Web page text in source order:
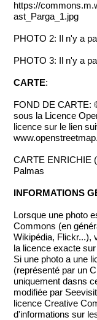
https://
ast_Parga_1.jpg
PHOTO 2: Il n'y a
PHOTO 3: Il n'y a
CARTE:
FOND DE CARTE:
sous la Licence
licence sur le lien
CARTE ENRICHIE
Palmas
INFORMATIONS
Lorsque une photo
Commons (en
Wikipédia, Flickr...),
la licence exacte
Si une photo a une
(représenté par un
uniquement dasns
modifiée par
licence Creative
d'informations sur